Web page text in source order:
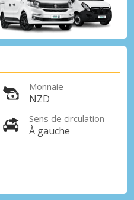
Monnaie
NZD
Sens de circulation
À gauche